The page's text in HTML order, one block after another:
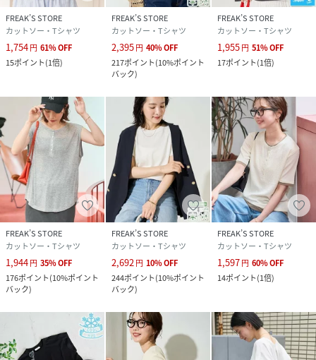
性別タイプ レディース
原産国 カンボジア
素材 ポリエステル100%
サイズ FREE
クリーニング
洗濯機洗い可能,漂白不可,タンブル乾燥不可,自然
乾燥,アイロン仕上げ可能,ドライクリーニング不
可,ウエットクリーニング可能
品番
RS1200_1121248901595
(
1121248901595-03-90 RS1200)
FREAK’S STORE
カットソー・Tシャツ
1,754円 61%OFF
15ポイント(1倍)
FREAK’S STORE
カットソー・Tシャツ
2,395円 40%OFF
217ポイント(10%ポイント
バック)
FREAK’S STORE
カットソー・Tシャツ
1,955円 51%OFF
17ポイント(1倍)
FREAK’S STORE
カットソー・Tシャツ
1,944円 35%OFF
176ポイント(10%ポイント
バック)
FREAK’S STORE
カットソー・Tシャツ
2,692 円 10%OFF
244ポイント(10%ポイント
バック)
FREAK’S STORE
カットソー・Tシャツ
1,597円 60%OFF
14ポイント(1倍)